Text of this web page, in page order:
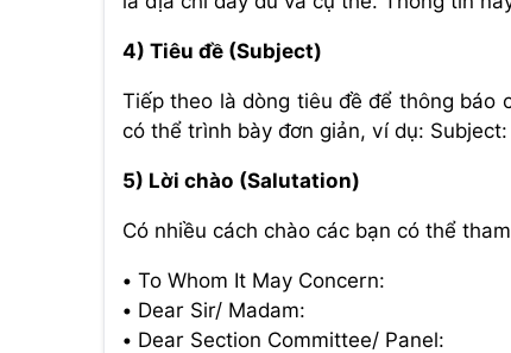
4) Tiêu đề (Subject)
Tiếp theo là dòng tiêu đề để thông báo
có thể trình bày đơn giản, ví dụ:
5) Lời chào (Salutation)
Có nhiều cách chào các bạn có thể
• To Whom It May Concern:
• Dear Sir/ Madam:
• Dear Section Committee/ Panel: